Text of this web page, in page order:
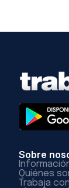
Sobre
Quiénes
Trabaja